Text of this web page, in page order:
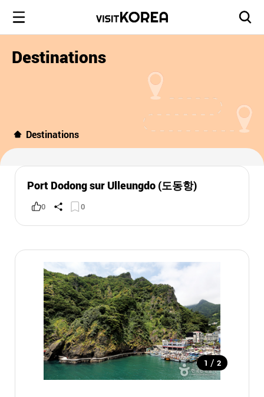
Destinations
Destinations
Port Dodong sur Ulleungdo (도동항)
0 0
1 / 2